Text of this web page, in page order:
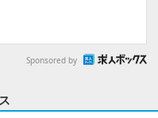
Sponsored by